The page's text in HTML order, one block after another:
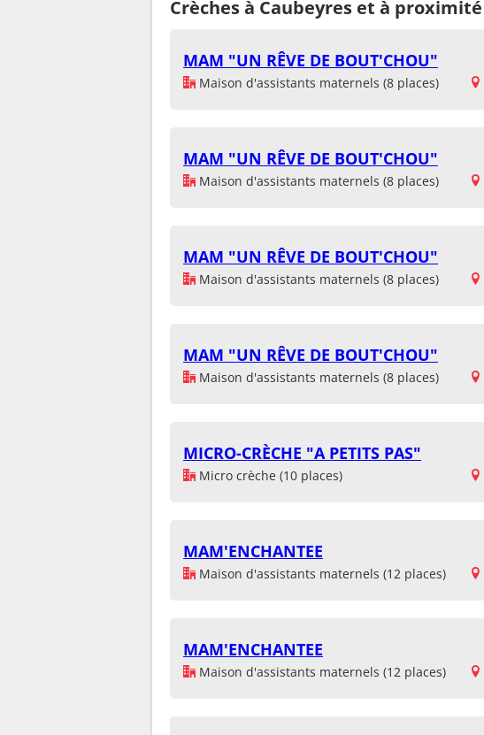
Crèches à Caubeyres et à proximité
MAM "UN RÊVE DE BOUT'CHOU"
Maison d'assistants maternels (8 places)
MAM "UN RÊVE DE BOUT'CHOU"
Maison d'assistants maternels (8 places)
MAM "UN RÊVE DE BOUT'CHOU"
Maison d'assistants maternels (8 places)
MAM "UN RÊVE DE BOUT'CHOU"
Maison d'assistants maternels (8 places)
MICRO-CRÈCHE "A PETITS PAS"
Micro crèche (10 places)
MAM'ENCHANTEE
Maison d'assistants maternels (12 places)
MAM'ENCHANTEE
Maison d'assistants maternels (12 places)